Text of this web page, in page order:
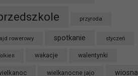
przyroda
rowerowy spotkanie styczeń
wakacje walentynki
wielkanocne jajo wiosna